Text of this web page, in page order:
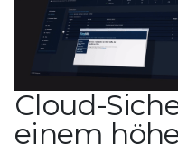
Cloud-
einem